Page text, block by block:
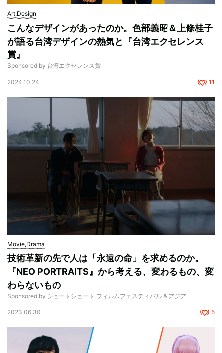
Art,Design
こんなデザインがあったのか。色部義昭＆上條桂子
が語る台湾デザインの熱気と『台湾エクセレンス
賞』
Sponsored by 台湾エクセレンス賞
2024.10.24 11
Movie,Drama
技術革新の先で人は「永遠の命」を求めるのか。
『NEO PORTRAITS』から考える、変わるもの、変
わらないもの
Sponsored by ショートショート フィルムフェスティバル & アジア
2023.06.30 5